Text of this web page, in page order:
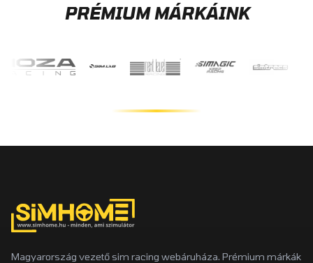
PRÉMIUM MÁRKÁINK
Magyarország vezető sim racing webáruháza. Prémium márkák